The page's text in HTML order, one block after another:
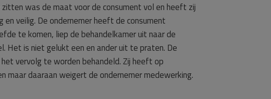
was de maat voor de consument vol en heeft zij
veilig. De ondernemer heeft de consument
te komen, liep de behandelkamer uit naar de
Het is niet gelukt een en ander uit te praten. De
vervolg te worden behandeld. Zij heeft op
maar daaraan weigert de ondernemer medewerking.